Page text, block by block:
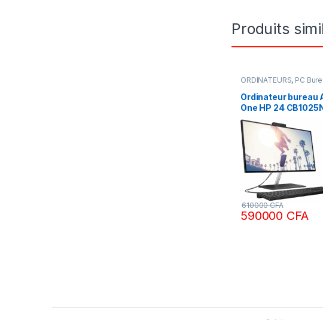
Produits
ORDINATEURS, PC
Ordinateur bureau
One HP 24
core i5 8gb Ram 1To
écran 24 pouces,
tactile 12ème
590000 CFA
610000CFA